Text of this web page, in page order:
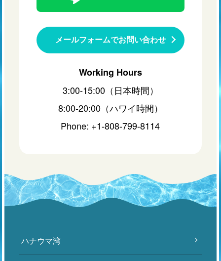
メールフォームでお問い合わせ
Working Hours
3:00-15:00（日本時間）
8:00-20:00（ハワイ時間）
Phone: +1-808-799-8114
ハナウマ湾